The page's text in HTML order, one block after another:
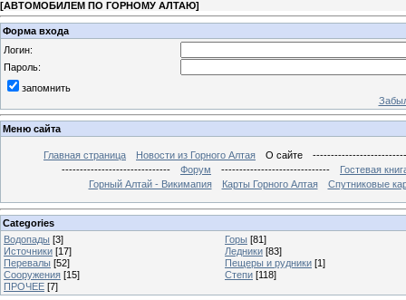
[АВТОМОБИЛЕМ ПО ГОРНОМУ АЛТАЮ]
Форма входа
Логин:
Пароль:
запомнить
Меню сайта
Главная страница Новости из Горного Алтая О сайте
------------------------------
Форум ------------------------------
Гостевая
Горный Алтай - Викимапия
Карты Горного Алтая Спутниковые
Categories
Водопады [3] Горы [81]
Источники [17] Ледники [83]
Перевалы [52] Пещеры и рудники [1]
Сооружения [15] Степи [118]
ПРОЧЕЕ [7]